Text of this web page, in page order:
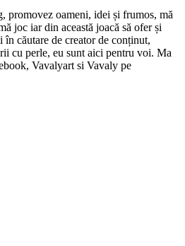
promovez oameni, idei și frumos, mă
joc iar din această joacă să ofer și
căutare de creator de conținut,
cu perle, eu sunt aici pentru voi. Ma
Vavalyart si Vavaly pe